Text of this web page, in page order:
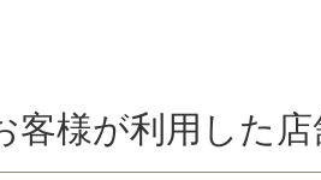
客様が利用した店